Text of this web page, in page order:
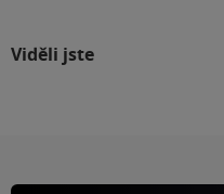
Viděli jste